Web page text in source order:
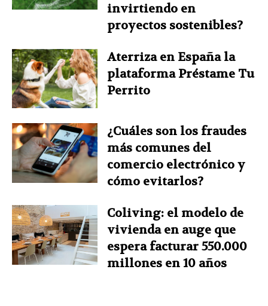
invirtiendo en
proyectos sostenibles?
Aterriza en España la
plataforma Préstame Tu
Perrito
¿Cuáles son los fraudes
más comunes del
comercio electrónico y
cómo evitarlos?
Coliving: el modelo de
vivienda en auge que
espera facturar 550.000
millones en 10 años